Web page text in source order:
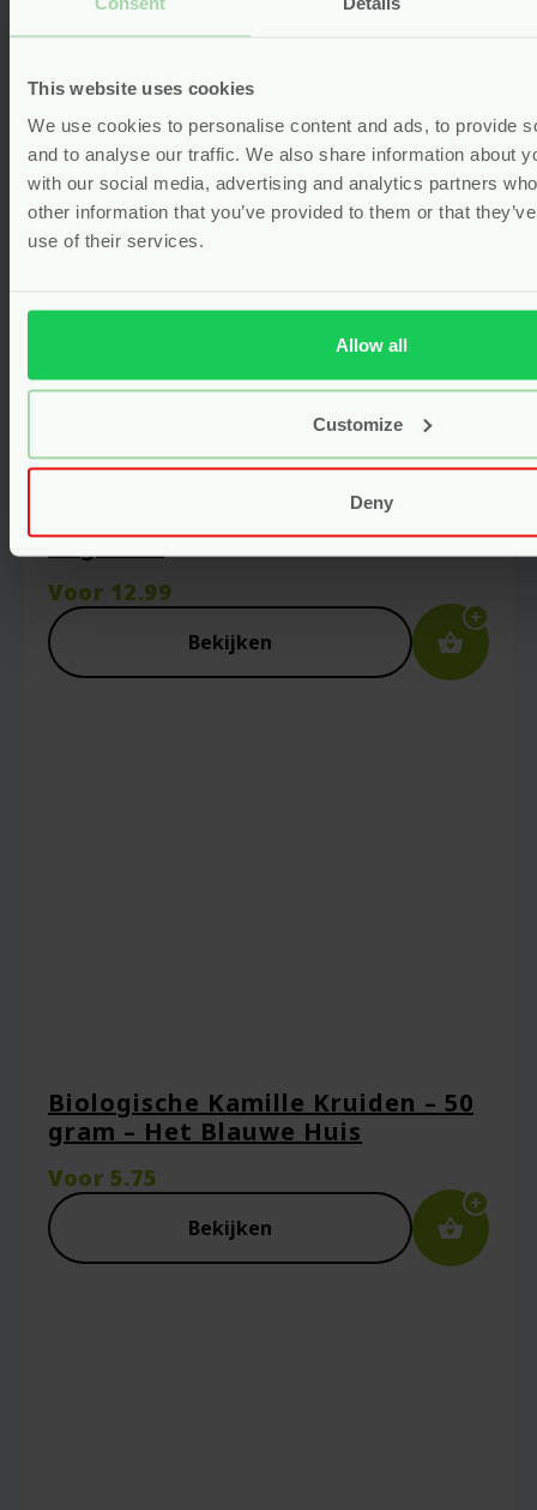
This website uses cookies
We use cookies to personalise content and ads, to provide
and to analyse our traffic. We also share information about
with our social media, advertising and analytics partners
other information that you’ve provided to them or that
use of their services.
Allow all
Customize
Deny
Iron Boost Tea – Rozenbottel
Brandnetel – 55 gram – Mummy’s
Organics
Voor 12.99
Bekijken
Biologische Kamille Kruiden – 50
gram – Het Blauwe Huis
Voor 5.75
Bekijken